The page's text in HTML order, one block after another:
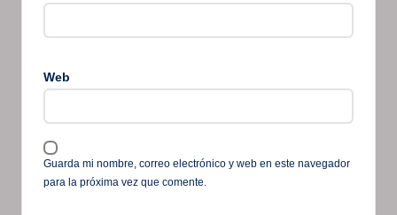
Web
Guarda mi nombre, correo electrónico y web en este navegador
para la próxima vez que comente.